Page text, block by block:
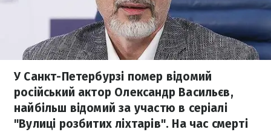
У Санкт-Петербурзі помер відомий
російський актор Олександр Васильєв,
найбільш відомий за участю в серіалі
"Вулиці розбитих ліхтарів". На час смерті